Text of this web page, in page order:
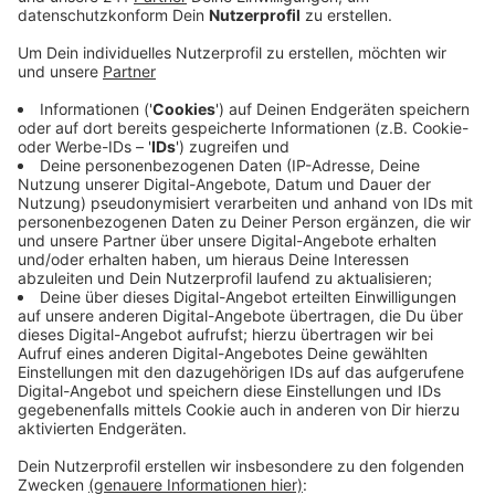
Schleiden, Mechernich und Blankenheim sind jetzt
mit den mobilen Sirenen ausgestattet worden.
wurden hat die Feuerwehr im Kreis Euskirchen oft
Probleme alle betroffenen Menschen im Notfall zu
warnen.
Die neuen Sirenen sollen das Problem lösen, sie
können nicht nur in einem Radius von mindestens
300 Metern ordentlich Krach machen, sondern im
Notfall auch automatisch wichtige Informationen
durchsagen.
Alle fünf Sirenen haben den Kreis insgesamt
23.000 Euro gekostet.
Veröffentlicht:Mittwoch, 21.08.2019 11:34